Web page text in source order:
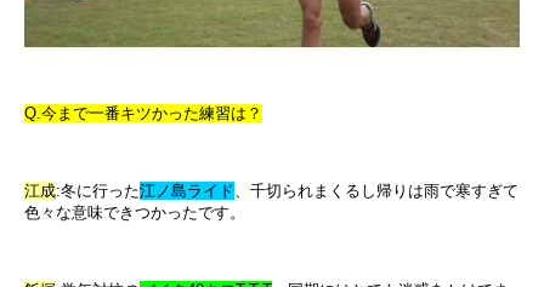
Q.今まで一番キツかった練習は？
江成:冬に行った江ノ島ライド 、千切られまくるし帰りは雨で寒すぎて
色々な意味できつかったです。